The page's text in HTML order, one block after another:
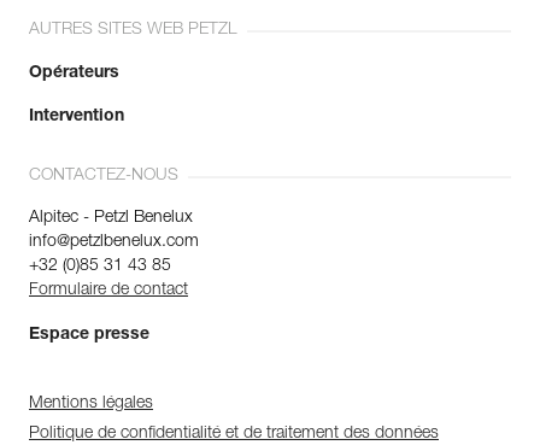
AUTRES SITES WEB PETZL
Opérateurs
Intervention
CONTACTEZ-NOUS
Alpitec - Petzl Benelux
info@petzlbenelux.com
+32 (0)85 31 43 85
Formulaire de contact
Espace presse
Mentions légales
Politique de confidentialité et de traitement des données